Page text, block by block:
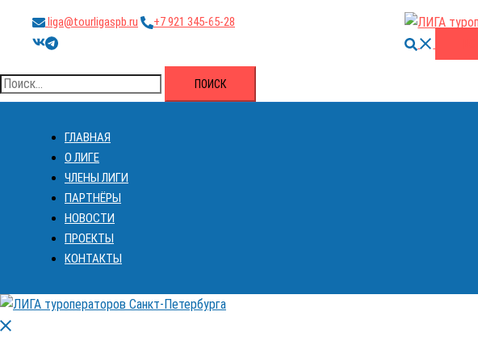
содержимому
liga@tourligaspb.ru
+7 921 345-65-28
https://vk.com/ligatourspb
https://t.me/tourligaspb Поиск
Найти:
ГЛАВНАЯ
О ЛИГЕ
ЧЛЕНЫ ЛИГИ
ПАРТНЁРЫ
НОВОСТИ
ПРОЕКТЫ
КОНТАКТЫ
Закрыть